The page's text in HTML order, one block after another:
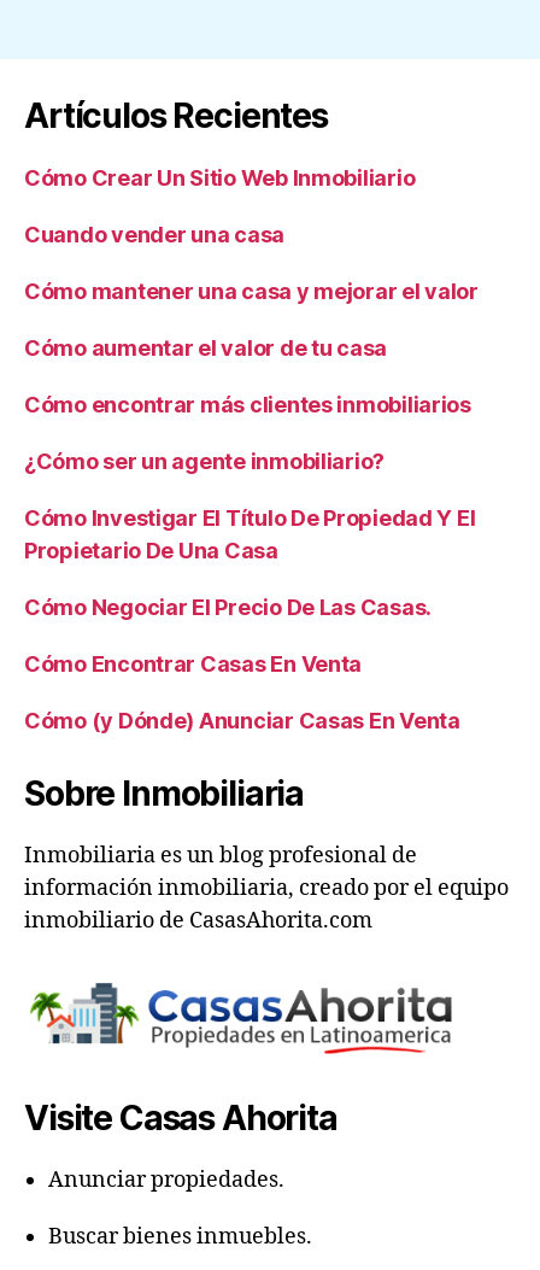
Artículos Recientes
Cómo Crear Un Sitio Web Inmobiliario
Cuando vender una casa
Cómo mantener una casa y mejorar el valor
Cómo aumentar el valor de tu casa
Cómo encontrar más clientes inmobiliarios
¿Cómo ser un agente inmobiliario?
Cómo Investigar El Título De Propiedad Y El
Propietario De Una Casa
Cómo Negociar El Precio De Las Casas.
Cómo Encontrar Casas En Venta
Cómo (y Dónde) Anunciar Casas En Venta
Sobre Inmobiliaria
Inmobiliaria es un blog profesional de
información inmobiliaria, creado por el equipo
inmobiliario de CasasAhorita.com
Visite Casas Ahorita
Anunciar propiedades.
Buscar bienes inmuebles.